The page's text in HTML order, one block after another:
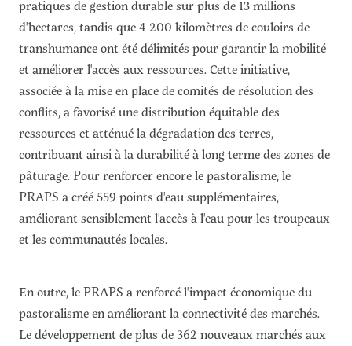
pratiques de gestion durable sur plus de 13 millions
d'hectares, tandis que 4 200 kilomètres de couloirs de
transhumance ont été délimités pour garantir la mobilité
et améliorer l'accès aux ressources. Cette initiative,
associée à la mise en place de comités de résolution des
conflits, a favorisé une distribution équitable des
ressources et atténué la dégradation des terres,
contribuant ainsi à la durabilité à long terme des zones de
pâturage. Pour renforcer encore le pastoralisme, le
PRAPS a créé 559 points d'eau supplémentaires,
améliorant sensiblement l'accès à l'eau pour les troupeaux
et les communautés locales.
En outre, le PRAPS a renforcé l'impact économique du
pastoralisme en améliorant la connectivité des marchés.
Le développement de plus de 362 nouveaux marchés aux